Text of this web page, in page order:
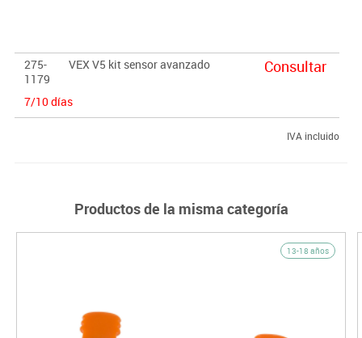
275-
1179
VEX V5 kit sensor avanzado
7/10 días
Consultar
IVA incluido
Productos de la misma categoría
13-18 años